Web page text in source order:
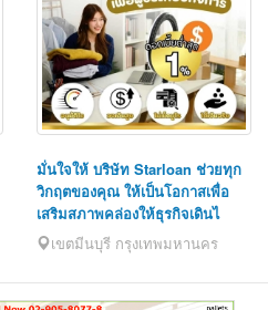
มั่นใจให้ บริษัท Starloan ช่วยทุก
วิกฤตของคุณ ให้เป็นโอกาสเพื่อ
เสริมสภาพคล่องให้ธุรกิจเดินไ
เขตมีนบุรี กรุงเทพมหานคร